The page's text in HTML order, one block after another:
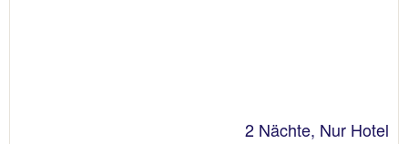
2 Nächte, Nur Hotel